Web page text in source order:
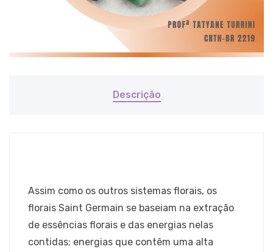
Descrição
Assim como os outros sistemas florais, os
florais Saint Germain se baseiam na extração
de essências florais e das energias nelas
contidas; energias que contêm uma alta